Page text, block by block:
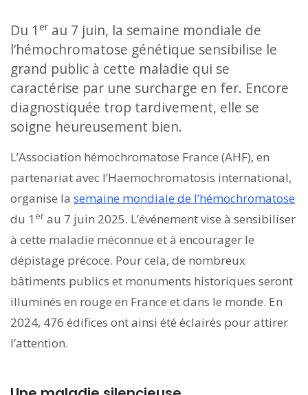
Du 1 erau 7 juin, la semaine mondiale de
l’hémochromatose génétique sensibilise le
grand public à cette maladie qui se
caractérise par une surcharge en fer. Encore
diagnostiquée trop tardivement, elle se
soigne heureusement bien.
L’Association hémochromatose France (AHF), en
partenariat avec l’Haemochromatosis international,
organise la semaine mondiale de l’hémochromatose
du 1 er au 7 juin 2025. L’événement vise à sensibiliser
à cette maladie méconnue et à encourager le
dépistage précoce. Pour cela, de nombreux
bâtiments publics et monuments historiques seront
illuminés en rouge en France et dans le monde. En
2024, 476 édifices ont ainsi été éclairés pour attirer
l’attention.